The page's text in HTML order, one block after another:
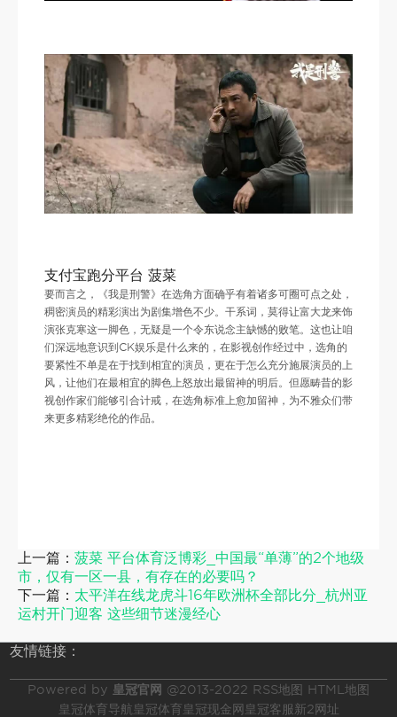
支付宝跑分平台 菠菜
要而言之，《我是刑警》在选角方面确乎有着诸多可圈可点之处，
稠密演员的精彩演出为剧集增色不少。干系词，莫得让富大龙来饰
演张克寒这一脚色，无疑是一个令东说念主缺憾的败笔。这也让咱
们深远地意识到CK娱乐是什么来的，在影视创作经过中，选角的
要紧性不单是在于找到相宜的演员，更在于怎么充分施展演员的上
风，让他们在最相宜的脚色上怒放出最留神的明后。但愿畴昔的影
视创作家们能够引合计戒，在选角标准上愈加留神，为不雅众们带
来更多精彩绝伦的作品。
上一篇： 菠菜 平台体育泛博彩_中国最“单薄”的2个地级
市，仅有一区一县，有存在的必要吗？
下一篇： 太平洋在线龙虎斗16年欧洲杯全部比分_杭州亚
运村开门迎客 这些细节迷漫经心
友情链接：
Powered by 皇冠官网 @2013-2022 RSS地图 HTML地图
皇冠体育导航皇冠体育皇冠现金网皇冠客服新2网址